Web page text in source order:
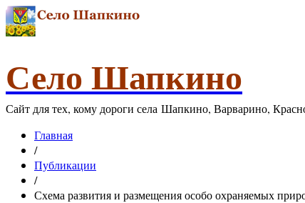
Село Шапкино
Сайт для тех, кому дороги села Шапкино, Варварино,
Главная
/
Публикации
/
Схема развития и размещения особо охраняемых